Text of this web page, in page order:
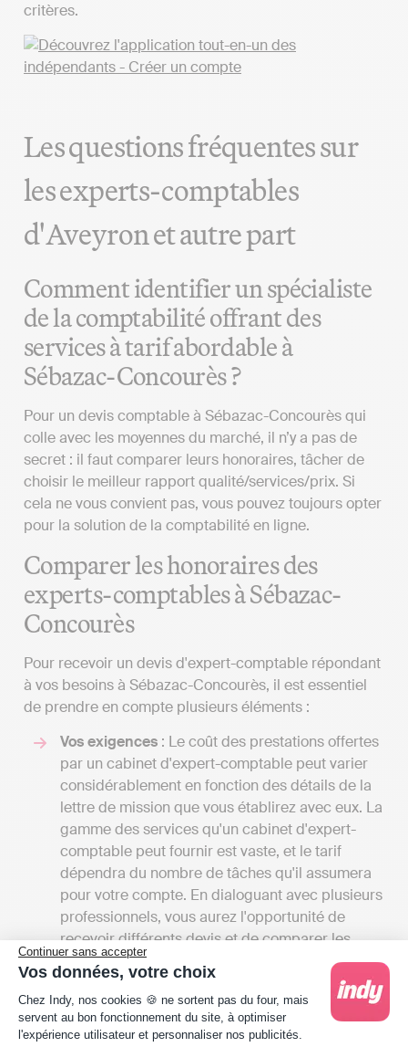
Continuer sans accepter
Vos données, votre choix
Plateforme de Gestion du Consentement :
Chez Indy, nos cookies 🍪 ne sortent pas du four, mais
servent au bon fonctionnement du site, à optimiser
l'expérience utilisateur et personnaliser nos publicités.
critères.
Les questions fréquentes sur
les experts-comptables
d'Aveyron et autre part
Comment identifier un spécialiste
de la comptabilité offrant des
services à tarif abordable à
Sébazac-Concourès ?
Pour un devis comptable à Sébazac-Concourès qui
colle avec les moyennes du marché, il n’y a pas de
secret : il faut comparer leurs honoraires, tâcher de
choisir le meilleur rapport qualité/services/prix. Si
cela ne vous convient pas, vous pouvez toujours opter
pour la solution de la comptabilité en ligne.
Comparer les honoraires des
experts-comptables à Sébazac-
Concourès
Pour recevoir un devis d'expert-comptable répondant
à vos besoins à Sébazac-Concourès, il est essentiel
de prendre en compte plusieurs éléments :
Vos exigences : Le coût des prestations offertes
par un cabinet d'expert-comptable peut varier
considérablement en fonction des détails de la
lettre de mission que vous établirez avec eux. La
gamme des services qu'un cabinet d'expert-
comptable peut fournir est vaste, et le tarif
dépendra du nombre de tâches qu'il assumera
pour votre compte. En dialoguant avec plusieurs
professionnels, vous aurez l'opportunité de
recevoir différents devis et de comparer les
coûts par rapport aux services offerts. Cela vous
donnera également une vue d'ensemble des
différentes prestations disponibles à Sébazac-
Concourès.